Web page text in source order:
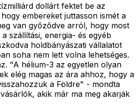
dollárt fektet be az
embereket juttasson ismét a
van győződve arról, hogy most
szállítási, energia- és egyéb
holdbányászati vállalatot
soha nem lett volna lehetséges.
"A hélium-3 az egyetlen olyan
elég magas az ára ahhoz, hogy a
a Földre" - mondta
akik már ma meg akarják